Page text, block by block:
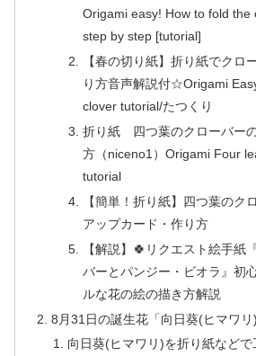
Origami easy! How to fold the
step by step [tutorial]
【春の切り紙】折り紙でクロ
り方音声解説付☆Origami
clover tutorial/たつくり
折り紙 四つ葉のクローバ
方（niceno1）Origami Four
tutorial
【簡単！折り紙】四つ葉のク
アップカード・作り方
【解説】🍀リクエスト絵手紙
バーとパンジー・ビオラ』初
ルな花の絵の描き方解説
8月31日の誕生花「向日葵(ヒマワリ)
向日葵(ヒマワリ)を折り紙などで